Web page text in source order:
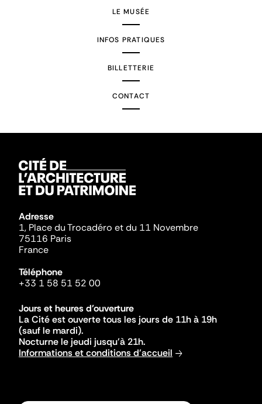
LE MUSÉE
INFOS PRATIQUES
BILLETTERIE
CONTACT
Adresse
1, Place du Trocadéro et du 11 Novembre
75116 Paris
France
Téléphone
+33 1 58 51 52 00
Jours et heures d'ouverture
La Cité est ouverte tous les jours de 11h à 19h
(sauf le mardi).
Nocturne le jeudi jusqu'à 21h.
Informations et conditions d'accueil